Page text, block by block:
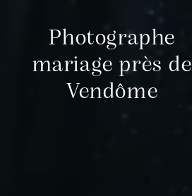
Photographe
mariage près de
Vendôme